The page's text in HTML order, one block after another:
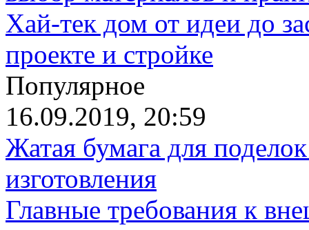
Хай-тек дом от идеи до
проекте и стройке
Популярное
16.09.2019, 20:59
Жатая бумага для
изготовления
Главные требования к